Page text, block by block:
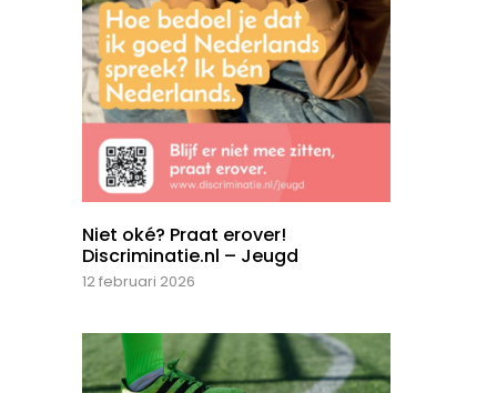
Niet oké? Praat erover!
Discriminatie.nl – Jeugd
12 februari 2026